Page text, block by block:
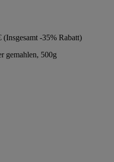
(Insgesamt -35% Rabatt)
gemahlen, 500g